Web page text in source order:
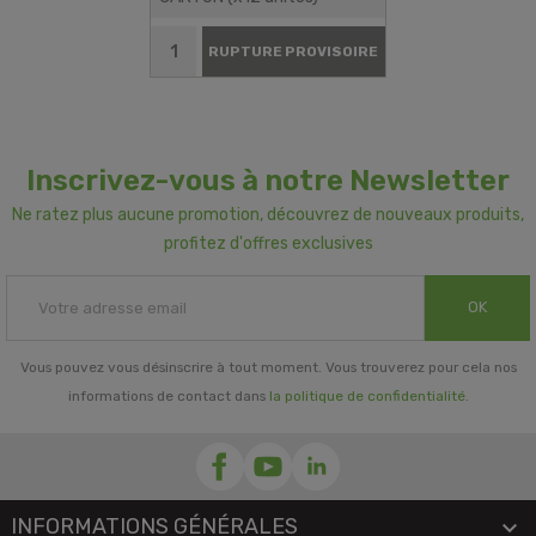
RUPTURE PROVISOIRE
Inscrivez-vous à notre Newsletter
Ne ratez plus aucune promotion, découvrez de nouveaux produits,
profitez d'offres exclusives
OK
Vous pouvez vous désinscrire à tout moment. Vous trouverez pour cela nos
informations de contact dans la politique de confidentialité.
INFORMATIONS GÉNÉRALES 